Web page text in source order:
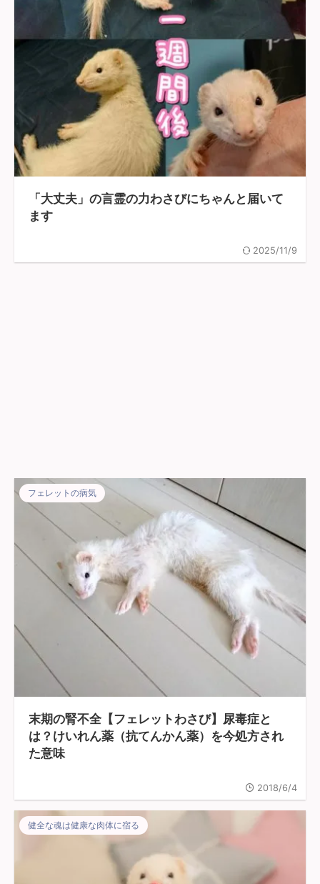
「大丈夫」の言霊の力わさびにちゃんと届いて
ます
2025/11/9
フェレットの病気
末期の腎不全【フェレットわさび】尿毒症と
は？けいれん薬（抗てんかん薬）を今処方され
た意味
2018/6/4
健全な魂は健康な肉体に宿る